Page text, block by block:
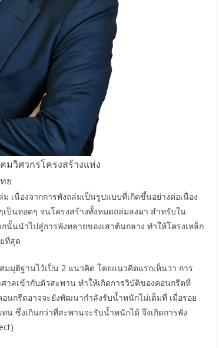
วิศวกรโครงสร้างแห่ง
ย
เนื่องจากการพังถล่มเป็นรูปแบบที่เกิดขึ้นอย่างต่อเนื่อง
ป็นทอดๆ จนโครงสร้างทั้งหมดถล่มลงมา สำหรับใน
นนำไปสู่การพังทลายของเสาต้นกลาง ทำให้โครงเหล็ก
ที่สุด
มุติฐานไว้เป็น 2 แนวคิด โดยแนวคิดแรกเห็นว่า การ
ลเข้ากับตัวสะพาน ทำให้เกิดการวิบัติของคอนกรีตที่
นกรีตอาจจะยังพัฒนากำลังรับน้ำหนักไม่เต็มที่ เมื่อรอย
น ซึ่งเกินกว่าที่สะพานจะรับน้ำหนักได้ จึงเกิดการพัง